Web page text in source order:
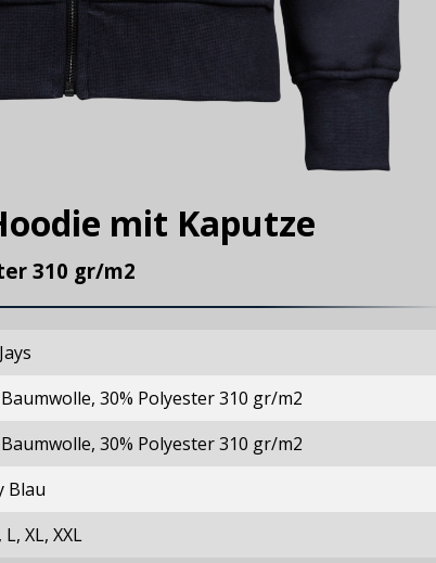
mit Kaputze
310 gr/m2
Baumwolle, 30% Polyester 310 gr/m2
Baumwolle, 30% Polyester 310 gr/m2
Blau
L, XL, XXL